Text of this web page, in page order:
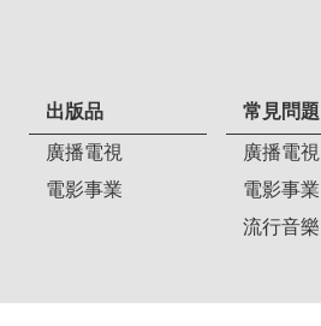
出版品
廣播電視
電影事業
常見問題
廣播電視
電影事業
流行音樂